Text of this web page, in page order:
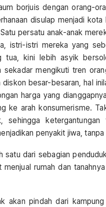
borjuis dengan orang-
disulap menjadi
persatu anak-anak
istri-istri mereka yang
tua, kini lebih asyik
sekadar mengikuti tren
besar-besaran, hal
harga yang
ke arah konsumerisme.
sehingga
penyakit jiwa,
satu dari sebagian
rumah dan
akan pindah dari